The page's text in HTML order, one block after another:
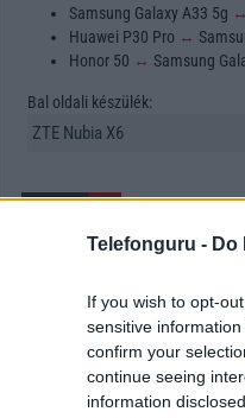
Telefonguru - Do
If you wish to opt-
sensitive
confirm your
continue seeing
information
Samsung Galaxy A33 5g ↔
Huawei P30 Pro ↔
Honor 50 ↔ Samsung
Bal oldali készülék:
A mobiltelefonok kiválasztása
készüléket szeretnének
amikor két készüléket
mobiltelefont, és segítünk